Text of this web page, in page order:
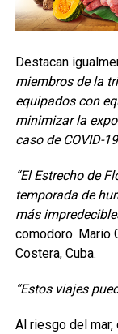
Destacan
miembros de la
equipados con
minimizar la
caso de COVID-
“El Estrecho de
temporada de
más
comodoro. Mario
Costera, Cuba.
“Estos viajes
Al riesgo del mar,